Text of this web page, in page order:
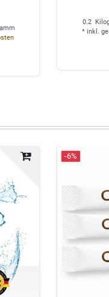
0.2
* inkl.
-6%